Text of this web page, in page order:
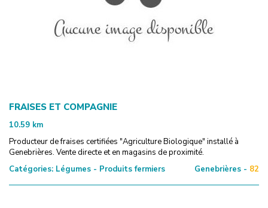
FRAISES ET COMPAGNIE
10.59 km
Producteur de fraises certifiées "Agriculture Biologique" installé à
Genebrières. Vente directe et en magasins de proximité.
Catégories: Légumes - Produits fermiers Genebrières - 82